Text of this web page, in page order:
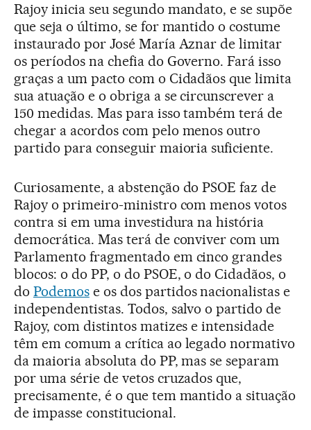
Rajoy inicia seu segundo mandato, e se supõe
que seja o último, se for mantido o costume
instaurado por José María Aznar de limitar
os períodos na chefia do Governo. Fará isso
graças a um pacto com o Cidadãos que limita
sua atuação e o obriga a se circunscrever a
150 medidas. Mas para isso também terá de
chegar a acordos com pelo menos outro
partido para conseguir maioria suficiente.
Curiosamente, a abstenção do PSOE faz de
Rajoy o primeiro-ministro com menos votos
contra si em uma investidura na história
democrática. Mas terá de conviver com um
Parlamento fragmentado em cinco grandes
blocos: o do PP, o do PSOE, o do Cidadãos, o
do Podemose os dos partidos nacionalistas e
independentistas. Todos, salvo o partido de
Rajoy, com distintos matizes e intensidade
têm em comum a crítica ao legado normativo
da maioria absoluta do PP, mas se separam
por uma série de vetos cruzados que,
precisamente, é o que tem mantido a situação
de impasse constitucional.